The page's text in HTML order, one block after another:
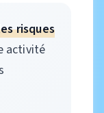
risques
activité